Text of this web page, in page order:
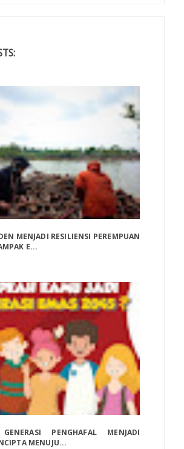
MENJADI RESILIENSI PEREMPUAN
E...
PENGHAFAL MENJADI
MENUJU...